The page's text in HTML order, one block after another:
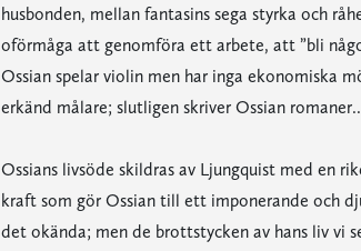
husbonden, mellan fantasins sega styrka och
oförmåga att genomföra ett arbete, att ”bli
Ossian spelar violin men har inga ekonomiska
erkänd målare; slutligen skriver Ossian
Ossians livsöde skildras av Ljungquist med en
kraft som gör Ossian till ett imponerande och
det okända; men de brottstycken av hans liv vi